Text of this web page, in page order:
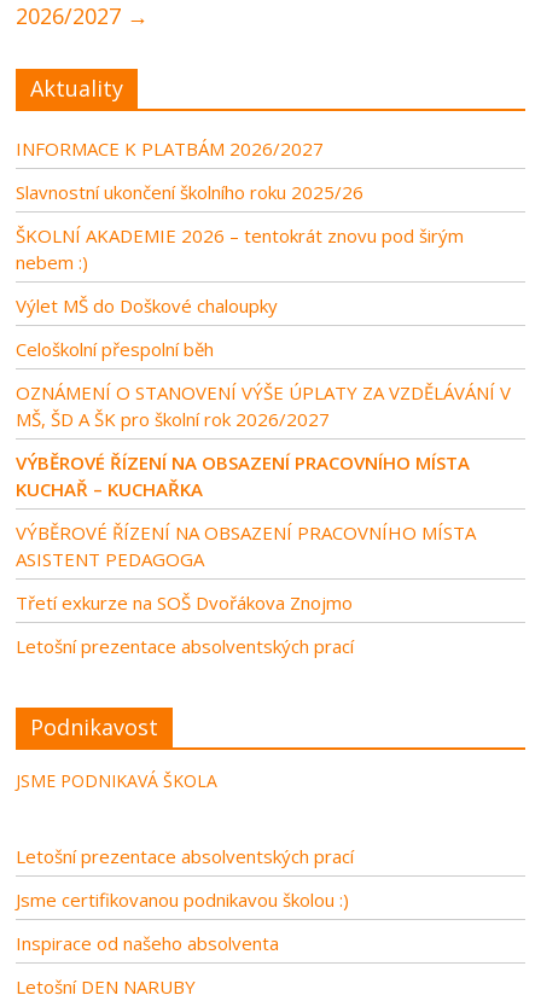
2026/2027 →
Aktuality
INFORMACE K PLATBÁM 2026/2027
Slavnostní ukončení školního roku 2025/26
ŠKOLNÍ AKADEMIE 2026 – tentokrát znovu pod širým
nebem :)
Výlet MŠ do Doškové chaloupky
Celoškolní přespolní běh
OZNÁMENÍ O STANOVENÍ VÝŠE ÚPLATY ZA VZDĚLÁVÁNÍ V
MŠ, ŠD A ŠK pro školní rok 2026/2027
VÝBĚROVÉ ŘÍZENÍ NA OBSAZENÍ PRACOVNÍHO MÍSTA
KUCHAŘ – KUCHAŘKA
VÝBĚROVÉ ŘÍZENÍ NA OBSAZENÍ PRACOVNÍHO MÍSTA
ASISTENT PEDAGOGA
Třetí exkurze na SOŠ Dvořákova Znojmo
Letošní prezentace absolventských prací
Podnikavost
JSME PODNIKAVÁ ŠKOLA
Letošní prezentace absolventských prací
Jsme certifikovanou podnikavou školou :)
Inspirace od našeho absolventa
Letošní DEN NARUBY